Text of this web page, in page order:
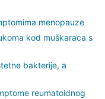
menopauze
kod muškaraca s
bakterije, a
reumatoidnog